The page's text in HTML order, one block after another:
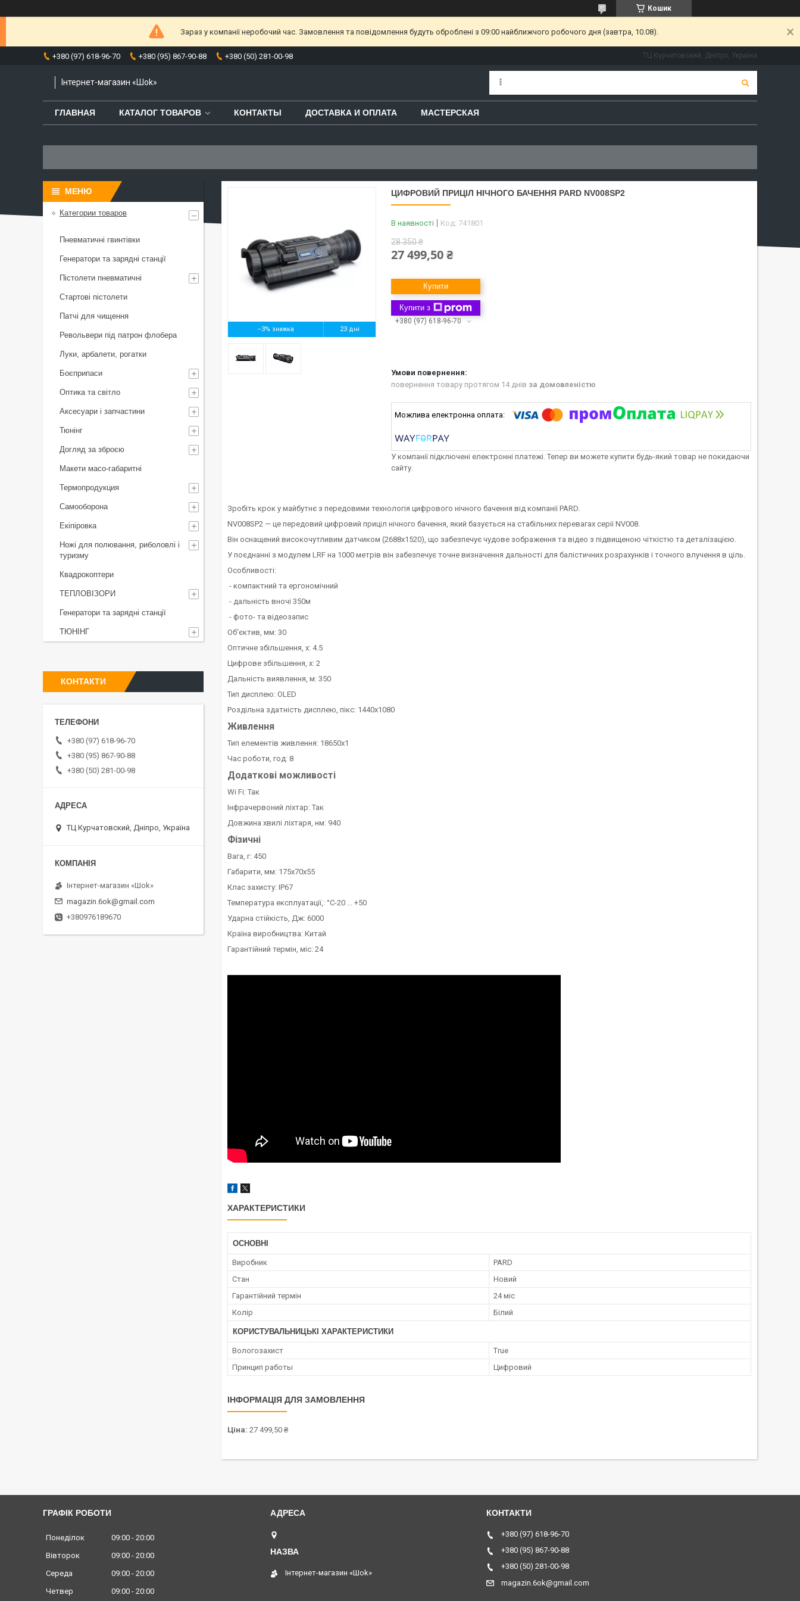
Кошик
Зараз у компанії неробочий час. Замовлення та повідомлення будуть оброблені з 09:00 найближчого робочого дня (завтра, 10.08).
+380 (97) 618-96-70 +380 (95) 867-90-88 +380 (50) 281-00-98 ТЦ Курчатовский, Дніпро, Україна
Інтернет-магазин «Шоk»
ГЛАВНАЯ КАТАЛОГ ТОВАРОВ КОНТАКТЫ ДОСТАВКА И ОПЛАТА МАСТЕРСКАЯ
–3% 23 дні
ЦИФРОВИЙ ПРИЦІЛ НІЧНОГО БАЧЕННЯ PARD NV008SP2
В наявності Код: 741801
28 350 ₴
27 499,50 ₴
Купити
Купити з
+380 (97) 618-96-70
повернення товару протягом 14 днів за домовленістю
У компанії підключені електронні платежі. Тепер ви можете купити будь-який товар не покидаючи
сайту.
Зробіть крок у майбутнє з передовими технологія цифрового нічного бачення від компанії PARD.
NV008SP2 — це передовий цифровий приціл нічного бачення, який базується на стабільних перевагах серії NV008.
Він оснащений високочутливим датчиком (2688x1520), що забезпечує чудове зображення та відео з підвищеною чіткістю та деталізацією.
У поєднанні з модулем LRF на 1000 метрів він забезпечує точне визначення дальності для балістичних розрахунків і точного влучення в ціль.
Особливості:
- компактний та ергономічний
- дальність вночі 350м
- фото- та відеозапис
Об'єктив, мм: 30
Оптичне збільшення, x: 4.5
Цифрове збільшення, x: 2
Дальність виявлення, м: 350
Тип дисплею: OLED
Роздільна здатність дисплею, пікс: 1440x1080
Живлення
Тип елементів живлення: 18650х1
Час роботи, год: 8
Додаткові можливості
Wi Fi: Так
Інфрачервоний ліхтар: Так
Довжина хвилі ліхтаря, нм: 940
Фізичні
Вага, г: 450
Габарити, мм: 175x70x55
Клас захисту: IP67
Температура експлуатації,: °C-20 ... +50
Ударна стійкість, Дж: 6000
Країна виробництва: Китай
Гарантійний термін, міс: 24
ХАРАКТЕРИСТИКИ
ОСНОВНІ
Виробник
PARD
Стан
Новий
Гарантійний термін
24 міс
Колір
Білий
КОРИСТУВАЛЬНИЦЬКІ ХАРАКТЕРИСТИКИ
Вологозахист
True
Принцип работы
Цифровий
ІНФОРМАЦІЯ ДЛЯ ЗАМОВЛЕННЯ
Ціна: 27 499,50 ₴
Категории товаров
Пневматичні гвинтівки
Генератори та зарядні станції
Пістолети пневматичні
Стартові пістолети
Патчі для чищення
Револьвери під патрон флобера
Луки, арбалети, рогатки
Боєприпаси
Оптика та світло
Аксесуари і запчастини
Тюнінг
Догляд за зброєю
Макети масо-габаритні
Термопродукция
Самооборона
Екіпіровка
Ножі для полювання, риболовлі і
туризму
Квадрокоптери
ТЕПЛОВІЗОРИ
Генератори та зарядні станції
ТЮНІНГ
КОНТАКТИ
+380 (97) 618-96-70
+380 (95) 867-90-88
+380 (50) 281-00-98
ТЦ Курчатовский, Дніпро, Україна
Інтернет-магазин «Шоk»
magazin.6ok@gmail.com
+380976189670
ГРАФІК РОБОТИ
Понеділок 09:00
20:00
Вівторок
09:00
20:00
Середа
09:00
20:00
Четвер
09:00 20:00
Інтернет-магазин «Шоk»
+380 (97) 618-96-70
+380 (95) 867-90-88
+380 (50) 281-00-98
magazin.6ok@gmail.com